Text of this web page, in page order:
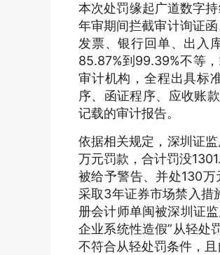
本次处罚缘起广道数字
年审期间拦截审计询证
发票、银行回单、出入
85.87%到99.39%不等
审计机构，全程出具标
序、函证程序、应收账
记载的审计报告。
依据相关规定，深圳证
万元罚款，合计罚没
被给予警告、并处130
采取3年证券市场禁入措
册会计师单闽被深圳证
企业系统性造假”从轻处
不符合从轻处罚条件，